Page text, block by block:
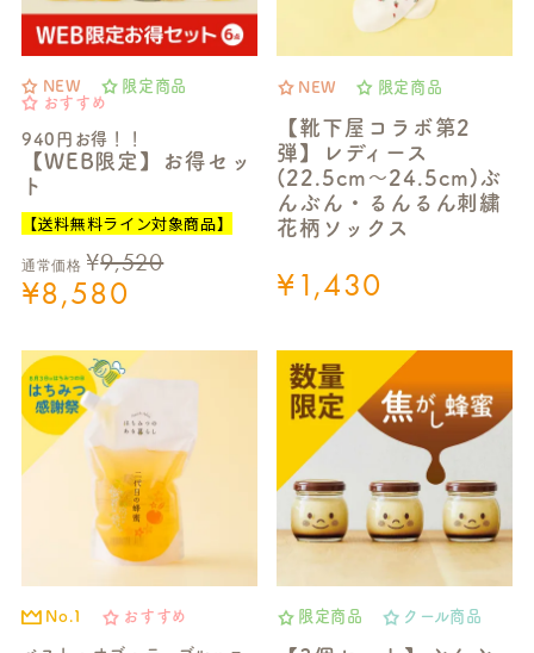
NEW
限定商品
おすすめ
940円お得！！
【WEB限定】お得セッ
ト
【送料無料ライン対象商品】
通常価格 ¥9,520
¥8,580
NEW 限定商品
【靴下屋コラボ第2
弾】レディース
(22.5cm～24.5cm)ぶ
んぶん・るんるん刺繍
花柄ソックス
¥1,430
No.1 おすすめ 限定商品 クール商品